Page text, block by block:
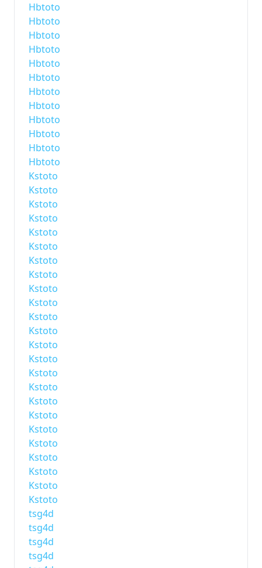
Hbtoto
Hbtoto
Hbtoto
Hbtoto
Hbtoto
Hbtoto
Hbtoto
Hbtoto
Hbtoto
Hbtoto
Hbtoto
Hbtoto
Kstoto
Kstoto
Kstoto
Kstoto
Kstoto
Kstoto
Kstoto
Kstoto
Kstoto
Kstoto
Kstoto
Kstoto
Kstoto
Kstoto
Kstoto
Kstoto
Kstoto
Kstoto
Kstoto
Kstoto
Kstoto
Kstoto
Kstoto
Kstoto
tsg4d
tsg4d
tsg4d
tsg4d